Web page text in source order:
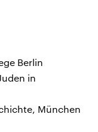
Berlin
in
München